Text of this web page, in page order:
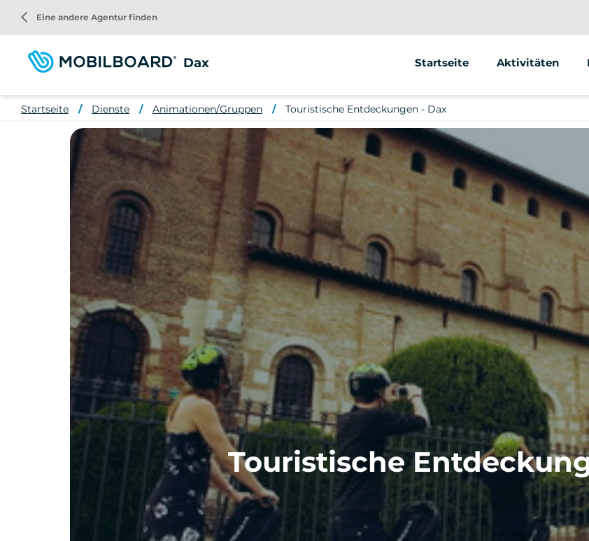
zum
Inhalt
Dax Startseite Aktivitäten
Segway
arrow_back_ios Eine andere Agentur finden
Startseite Dienste Animationen/Gruppen Touristische Entdeckungen - Dax
Touristische